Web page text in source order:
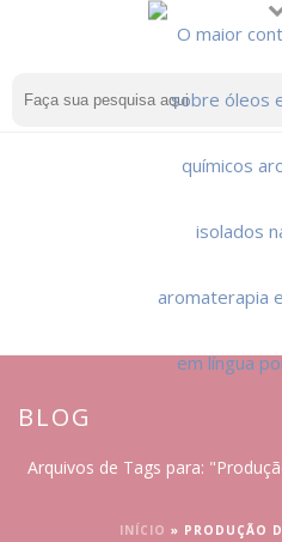
BLOG
Arquivos de Tags para:
INÍCIO » PRODUÇÃO